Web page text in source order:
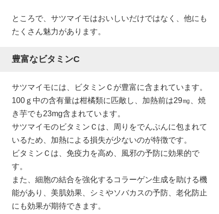
ところで、サツマイモはおいしいだけではなく、他にも
たくさん魅力があります。
豊富なビタミンC
サツマイモには、ビタミンＣが豊富に含まれています。
100ｇ中の含有量は柑橘類に匹敵し、加熱前は29㎎、焼
き芋でも23mg含まれています。
サツマイモのビタミンＣは、周りをでんぷんに包まれて
いるため、加熱による損失が少ないのが特徴です。
ビタミンＣは、免疫力を高め、風邪の予防に効果的で
す。
また、細胞の結合を強化するコラーゲン生成を助ける機
能があり、美肌効果、シミやソバカスの予防、老化防止
にも効果が期待できます。